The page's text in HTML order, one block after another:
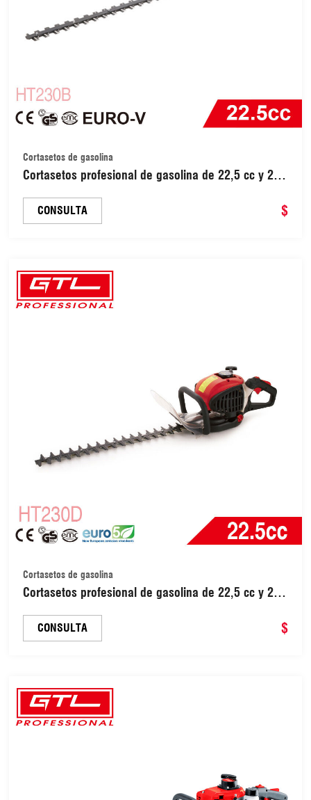
Cortasetos de gasolina
Cortasetos profesional de gasolina de 22,5 cc y 2
giratorio ajustable a 180 grados (HT230B)
CONSULTA $
Cortasetos de gasolina
Cortasetos profesional de gasolina de 22,5 cc y 2
giratorio ajustable a 180 grados (HT230D)
CONSULTA $